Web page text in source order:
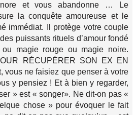
et vous abandonne … Le
la conquête amoureuse et le
immédiat. Il protège votre couple
puissants rituels d’amour fondé
magie rouge ou magie noire.
RÉCUPÉRER SON EX EN
vous ne faisiez que penser à votre
y pensiez ! Et à bien y regarder,
» est « songer». Ne dit-on pas «
chose » pour évoquer le fait